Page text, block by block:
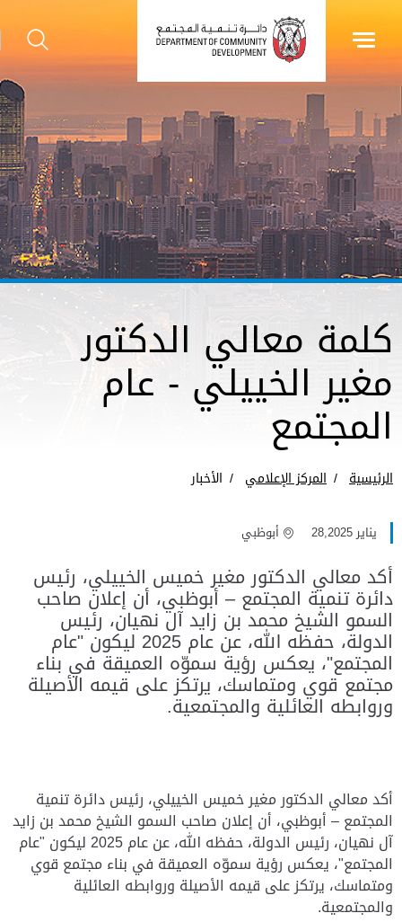
كلمة معالي الدكتور
مغير الخييلي - عام
المجتمع
الرئيسية المركز الإعلامي الأخبار
يناير 28,2025 أبوظبي
أكد معالي الدكتور مغير خميس الخييلي، رئيس
دائرة تنمية المجتمع – أبوظبي، أن إعلان صاحب
السمو الشيخ محمد بن زايد آل نهيان، رئيس
الدولة، حفظه الله، عن عام 2025 ليكون "عام
المجتمع"، يعكس رؤية سموّه العميقة في بناء
مجتمع قوي ومتماسك، يرتكز على قيمه الأصيلة
وروابطه العائلية والمجتمعية.
أكد معالي الدكتور مغير خميس الخييلي، رئيس دائرة تنمية
المجتمع – أبوظبي، أن إعلان صاحب السمو الشيخ محمد بن زايد
آل نهيان، رئيس الدولة، حفظه الله، عن عام 2025 ليكون "عام
المجتمع"، يعكس رؤية سموّه العميقة في بناء مجتمع قوي
ومتماسك، يرتكز على قيمه الأصيلة وروابطه العائلية
والمجتمعية.